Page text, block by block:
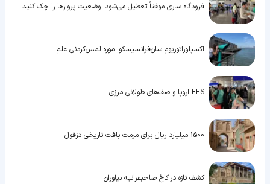
فرودگاه ساری موقتاً تعطیل می‌شود؛ وضعیت پروازها را چک کنید
اکسپلوراتوریوم سان‌فرانسیسکو؛ موزه لمس‌کردنی علم
EES اروپا و صف‌های طولانی مرزی
1500 میلیارد ریال برای مرمت بافت تاریخی دزفول
کشف تازه در کاخ صاحبقرانیه نیاوران